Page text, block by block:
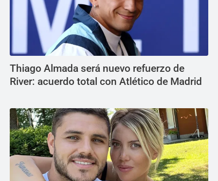
Thiago Almada será nuevo refuerzo de
River: acuerdo total con Atlético de Madrid